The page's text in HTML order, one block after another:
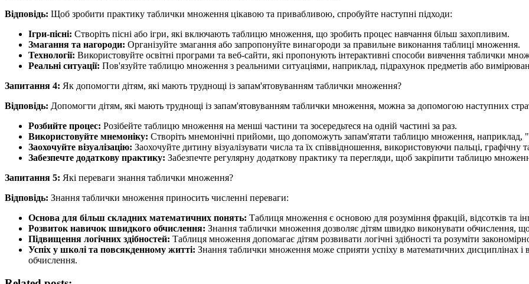
Відповідь: Щоб зробити практику таблички множення цікавою та привабливою, спробуйте наступні підходи:
Ігри-пісні: Створіть пісні або ігри, які включають таблицю множення, що зробить процес навчання більш захопливим.
Змагання та нагороди: Організуйте змагання або запропонуйте винагороди за правильне виконання таблиці множення.
Технології: Використовуйте освітні програми та веб-сайти, які пропонують інтерактивні способи вивчення таблички
Реальні ситуації: Пов'язуйте таблицю множення з реальними ситуаціями, наприклад, підрахунок предметів або
Запитання 4: Як допомогти дітям, які мають труднощі із запам'ятовуванням таблички множення?
Відповідь: Допомогти дітям, які мають труднощі із запам'ятовуванням таблички множення, можна за допомогою наступних
Розбийте процес: Розібейте таблицю множення на менші частини та зосередьтеся на одній частині за раз.
Використовуйте мнемоніку: Створіть мнемонічні прийоми, що допоможуть запам'ятати таблицю множення, наприклад,
Заохочуйте візуалізацію: Заохочуйте дитину візуалізувати числа та їх співвідношення, використовуючи пальці, графічну
Забезпечте додаткову практику: Забезпечте регулярну додаткову практику та перегляди, щоб закріпити таблицю
Запитання 5: Які переваги знання таблички множення?
Відповідь: Знання таблички множення приносить численні переваги:
Основа для більш складних математичних понять: Таблиця множення є основою для розуміння фракцій, відсотків та
Розвиток навичок швидкого обчислення: Знання таблички множення дозволяє дітям швидко виконувати обчислення,
Підвищення логічних здібностей: Таблиця множення допомагає дітям розвивати логічні здібності та розуміти
Успіх у школі та повсякденному житті: Знання таблички множення може сприяти успіху в математичних дисциплінах і в
обчислення.